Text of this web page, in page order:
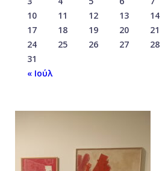
10
11 12 13 14
17
18 19 20 21
24
25 26 27 28
31
« Ιούλ